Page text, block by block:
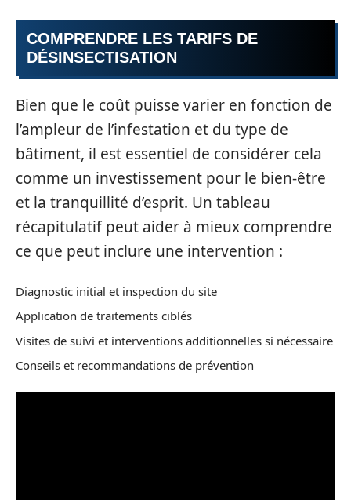
COMPRENDRE LES TARIFS DE
DÉSINSECTISATION
Bien que le coût puisse varier en fonction de
l’ampleur de l’infestation et du type de
bâtiment, il est essentiel de considérer cela
comme un investissement pour le bien-être
et la tranquillité d’esprit. Un tableau
récapitulatif peut aider à mieux comprendre
ce que peut inclure une intervention :
Diagnostic initial et inspection du site
Application de traitements ciblés
Visites de suivi et interventions additionnelles si nécessaire
Conseils et recommandations de prévention